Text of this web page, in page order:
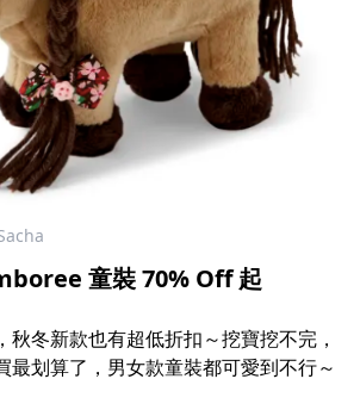
童裝 70% Off 起
秋冬新款也有超低折扣～挖寶挖不完，
最划算了，男女款童裝都可愛到不行～